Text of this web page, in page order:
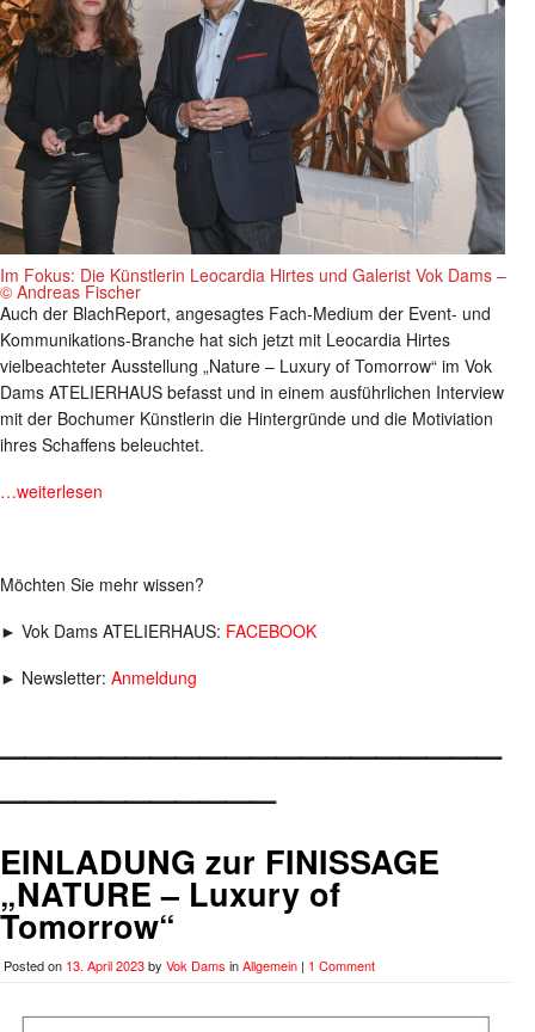
Im Fokus: Die Künstlerin Leocardia Hirtes und Galerist Vok Dams –
© Andreas Fischer
Auch der BlachReport, angesagtes Fach-Medium der Event- und
Kommunikations-Branche hat sich jetzt mit Leocardia Hirtes
vielbeachteter Ausstellung „Nature – Luxury of Tomorrow“ im Vok
Dams ATELIERHAUS befasst und in einem ausführlichen Interview
mit der Bochumer Künstlerin die Hintergründe und die Motiviation
ihres Schaffens beleuchtet.
…weiterlesen
Möchten Sie mehr wissen?
► Vok Dams ATELIERHAUS: FACEBOOK
► Newsletter: Anmeldung
___________
EINLADUNG zur FINISSAGE
„NATURE – Luxury of
Tomorrow“
Posted on 13. April 2023by Vok Dams inAllgemein | 1 Comment